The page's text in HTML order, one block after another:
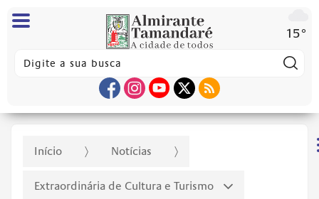
15°
Início Notícias
Extraordinária de Cultura e Turismo